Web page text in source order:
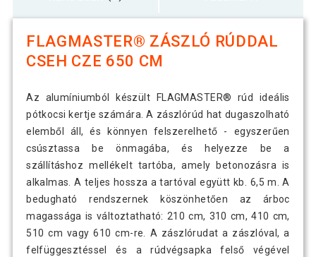
FLAGMASTER® ZÁSZLÓ RÚDDAL
CSEH CZE 650 CM
Az alumíniumból készült FLAGMASTER® rúd ideális
pótkocsi kertje számára. A zászlórúd hat dugaszolható
elemből áll, és könnyen felszerelhető - egyszerűen
csúsztassa be önmagába, és helyezze be a
szállításhoz mellékelt tartóba, amely betonozásra is
alkalmas. A teljes hossza a tartóval együtt kb. 6,5 m. A
bedugható rendszernek köszönhetően az árboc
magassága is változtatható: 210 cm, 310 cm, 410 cm,
510 cm vagy 610 cm-re. A zászlórudat a zászlóval, a
felfüggesztéssel és a rúdvégsapka felső végével